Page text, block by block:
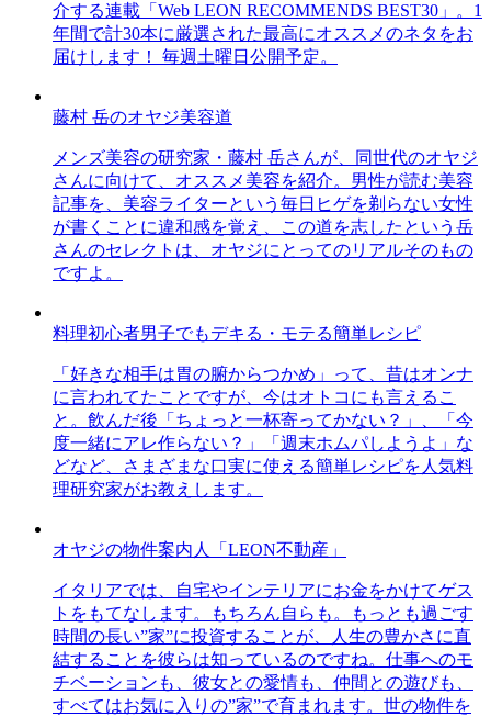
介する連載「Web LEON RECOMMENDS BEST30」。1
年間で計30本に厳選された最高にオススメのネタをお
届けします！ 毎週土曜日公開予定。
藤村 岳のオヤジ美容道
メンズ美容の研究家・藤村 岳さんが、同世代のオヤジ
さんに向けて、オススメ美容を紹介。男性が読む美容
記事を、美容ライターという毎日ヒゲを剃らない女性
が書くことに違和感を覚え、この道を志したという岳
さんのセレクトは、オヤジにとってのリアルそのもの
ですよ。
料理初心者男子でもデキる・モテる簡単レシピ
「好きな相手は胃の腑からつかめ」って、昔はオンナ
に言われてたことですが、今はオトコにも言えるこ
と。飲んだ後「ちょっと一杯寄ってかない？」、「今
度一緒にアレ作らない？」「週末ホムパしようよ」な
どなど、さまざまな口実に使える簡単レシピを人気料
理研究家がお教えします。
オヤジの物件案内人「LEON不動産」
イタリアでは、自宅やインテリアにお金をかけてゲス
トをもてなします。もちろん自らも。もっとも過ごす
時間の長い”家”に投資することが、人生の豊かさに直
結することを彼らは知っているのですね。仕事へのモ
チベーションも、彼女との愛情も、仲間との遊びも、
すべてはお気に入りの”家”で育まれます。世の物件を